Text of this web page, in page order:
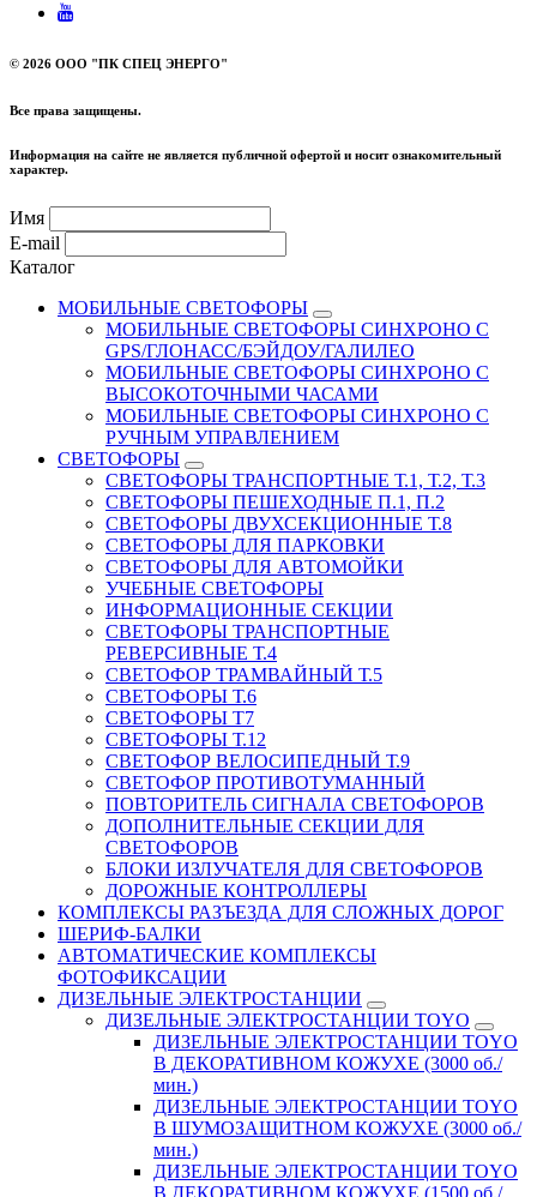
© 2026 ООО "ПК СПЕЦ ЭНЕРГО"
Все права защищены.
Информация на сайте не является публичной офертой и носит ознакомительный
характер.
Имя
E-mail
Каталог
МОБИЛЬНЫЕ СВЕТОФОРЫ
МОБИЛЬНЫЕ СВЕТОФОРЫ СИНХРОНО С
GPS/ГЛОНАСС/БЭЙДОУ/ГАЛИЛЕО
МОБИЛЬНЫЕ СВЕТОФОРЫ СИНХРОНО С
ВЫСОКОТОЧНЫМИ ЧАСАМИ
МОБИЛЬНЫЕ СВЕТОФОРЫ СИНХРОНО С
РУЧНЫМ УПРАВЛЕНИЕМ
СВЕТОФОРЫ
СВЕТОФОРЫ ТРАНСПОРТНЫЕ Т.1, Т.2, Т.3
СВЕТОФОРЫ ПЕШЕХОДНЫЕ П.1, П.2
СВЕТОФОРЫ ДВУХСЕКЦИОННЫЕ Т.8
СВЕТОФОРЫ ДЛЯ ПАРКОВКИ
СВЕТОФОРЫ ДЛЯ АВТОМОЙКИ
УЧЕБНЫЕ СВЕТОФОРЫ
ИНФОРМАЦИОННЫЕ СЕКЦИИ
СВЕТОФОРЫ ТРАНСПОРТНЫЕ
РЕВЕРСИВНЫЕ Т.4
СВЕТОФОР ТРАМВАЙНЫЙ Т.5
СВЕТОФОРЫ Т.6
СВЕТОФОРЫ Т7
СВЕТОФОРЫ Т.12
СВЕТОФОР ВЕЛОСИПЕДНЫЙ Т.9
СВЕТОФОР ПРОТИВОТУМАННЫЙ
ПОВТОРИТЕЛЬ СИГНАЛА СВЕТОФОРОВ
ДОПОЛНИТЕЛЬНЫЕ СЕКЦИИ ДЛЯ
СВЕТОФОРОВ
БЛОКИ ИЗЛУЧАТЕЛЯ ДЛЯ СВЕТОФОРОВ
ДОРОЖНЫЕ КОНТРОЛЛЕРЫ
КОМПЛЕКСЫ РАЗЪЕЗДА ДЛЯ СЛОЖНЫХ ДОРОГ
ШЕРИФ-БАЛКИ
АВТОМАТИЧЕСКИЕ КОМПЛЕКСЫ
ФОТОФИКСАЦИИ
ДИЗЕЛЬНЫЕ ЭЛЕКТРОСТАНЦИИ
ДИЗЕЛЬНЫЕ ЭЛЕКТРОСТАНЦИИ TOYO
ДИЗЕЛЬНЫЕ ЭЛЕКТРОСТАНЦИИ TOYO
В ДЕКОРАТИВНОМ КОЖУХЕ (3000 об./
мин.)
ДИЗЕЛЬНЫЕ ЭЛЕКТРОСТАНЦИИ TOYO
В ШУМОЗАЩИТНОМ КОЖУХЕ (3000 об./
мин.)
ДИЗЕЛЬНЫЕ ЭЛЕКТРОСТАНЦИИ TOYO
В ДЕКОРАТИВНОМ КОЖУХЕ (1500 об./